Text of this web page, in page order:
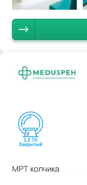
МРТ копчика